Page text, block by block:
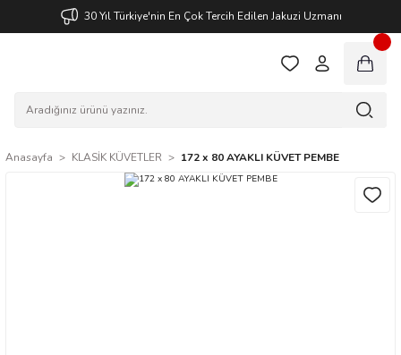
30 Yıl Türkiye'nin En Çok Tercih Edilen Jakuzi Uzmanı
Anasayfa KLASİK KÜVETLER 172 x 80 AYAKLI KÜVET PEMBE